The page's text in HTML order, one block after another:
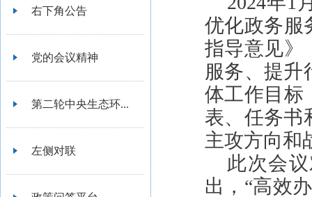
右下角公告
党的会议精神
第二轮中央生态环...
左侧对联
优化政务服
指导意见》
服务、提升
体工作目标
表、任务书
主攻方向和
此次会
出，“高效